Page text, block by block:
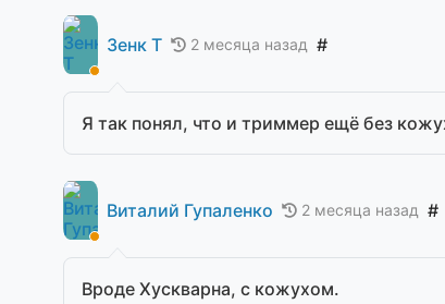
Зенк Т 2 месяца назад #
Я так понял, что и триммер ещё без
Виталий Гупаленко 2 месяца назад #
Вроде Хускварна, с кожухом.